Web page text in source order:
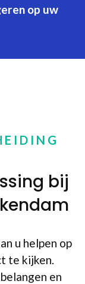
op uw
bij
u helpen op
te kijken.
en